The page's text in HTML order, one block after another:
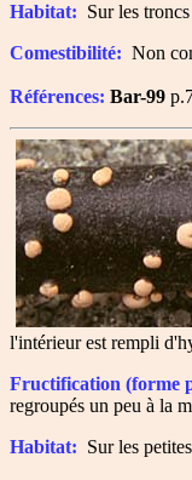
Habitat: Sur les
Comestibilité: Non
Références: Bar-99
l'intérieur est rempli
Fructification (forme
regroupés un peu à la
Habitat: Sur les